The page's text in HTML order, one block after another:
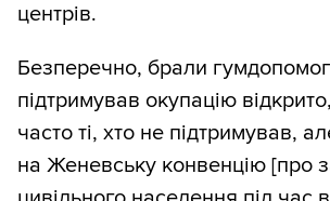
центрів.
Безперечно, брали
підтримував окупацію
часто ті, хто не підтримував,
на Женевську конвенцію [про